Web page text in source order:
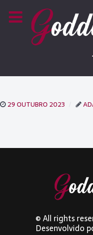
29 OUTUBRO 2023
© All rights
Desenvolvido